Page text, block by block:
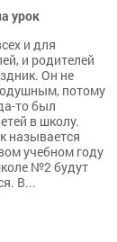
урок
и для
и родителей
Он не
потому
то был
в школу.
называется
учебном году
№2 будут
В...